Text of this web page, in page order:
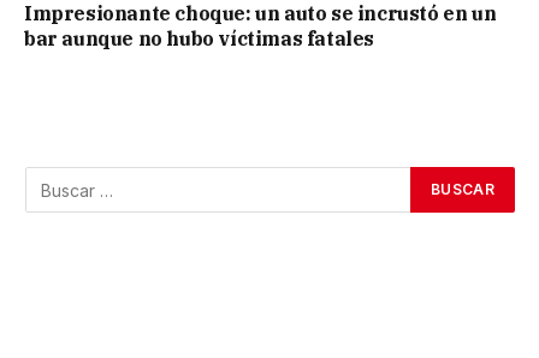
Impresionante choque: un auto se incrustó en un
bar aunque no hubo víctimas fatales